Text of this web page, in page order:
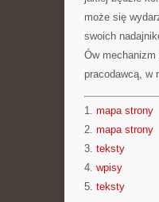
może się
swoich
Ów
pracodawcą, w
1. mapa strony
2. mapa strony
3. teksty
4. wpisy
5. teksty